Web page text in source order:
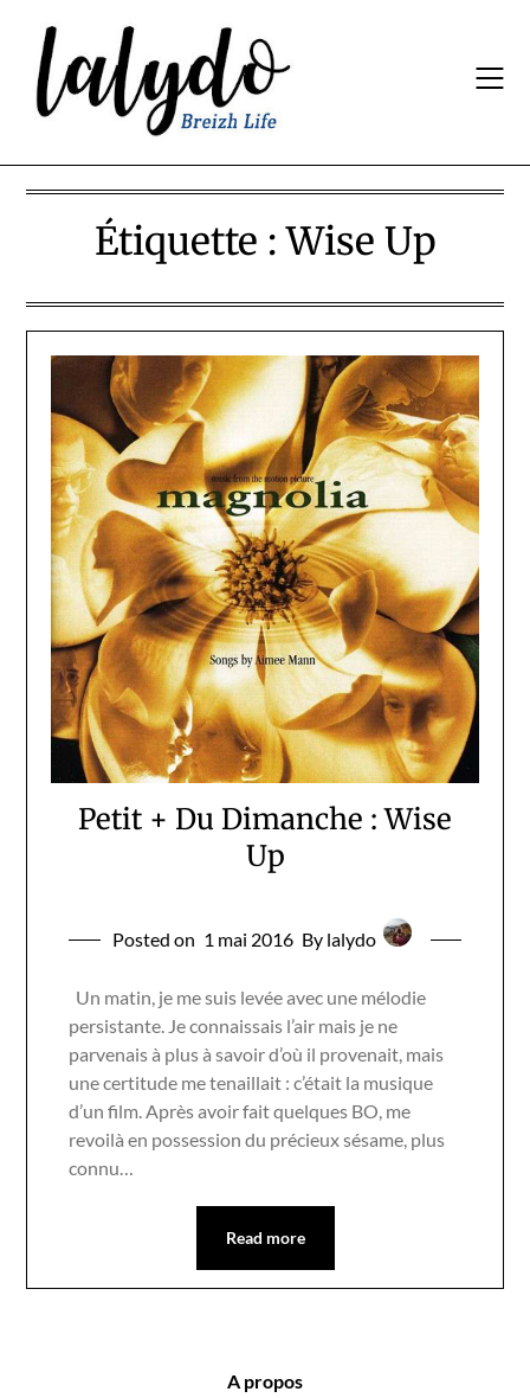
content
Étiquette :Wise Up
Petit + Du Dimanche : Wise
Up
Posted on 1 mai 2016 By lalydo
Un matin, je me suis levée avec une mélodie
persistante. Je connaissais l’air mais je ne
parvenais à plus à savoir d’où il provenait, mais
une certitude me tenaillait : c’était la musique
d’un film. Après avoir fait quelques BO, me
revoilà en possession du précieux sésame, plus
connu…
Read more
A propos